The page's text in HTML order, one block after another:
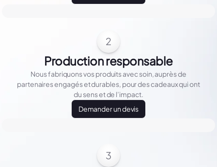
2
Production responsable
Nous fabriquons vos produits avec soin, auprès de
partenaires engagés et durables, pour des cadeaux qui ont
du sens et de l’impact.
Demander un devis
3